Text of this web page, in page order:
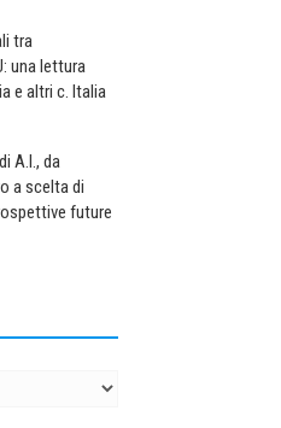
tra
una lettura
e altri c. Italia
A.I., da
a scelta di
future